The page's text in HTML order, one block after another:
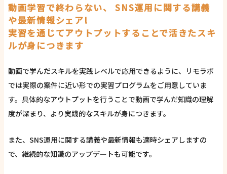
動画学習で終わらない、 SNS運用に関する講義
や最新情報シェア!
実習を通じてアウトプットすることで活きたスキ
ルが身につきます
動画で学んだスキルを実践レベルで応用できるように、リモラボ
では実際の案件に近い形での実習プログラムをご用意していま
す。具体的なアウトプットを行うことで動画で学んだ知識の理解
度が深まり、より実践的なスキルが身につきます。
また、SNS運用に関する講義や最新情報も適時シェアしますの
で、継続的な知識のアップデートも可能です。